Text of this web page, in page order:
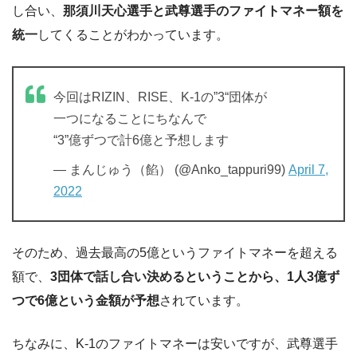
し合い、 那須川天心選手と武尊選手のファイトマネー額を
統一してくることがわかっています。
今回はRIZIN、RISE、K-1の”3“団体が
一つになることにちなんで
“3”億ずつで計6億と予想します
— まんじゅう（餡） (@Anko_tappuri99) April 7,
2022
そのため、過去最高の5億というファイトマネーを超える
額で、 3団体で話し合い決めるということから、1人3億ず
つで6億という金額が予想されています。
ちなみに、K-1のファイトマネーは安いですが、武尊選手